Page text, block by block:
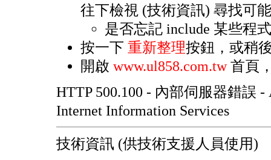
往下檢視 (技術資訊) 尋找可
是否忘記 include 某些程
按一下 重新整理按鈕，或稍
開啟 www.ul858.com.tw首頁
HTTP 500.100 - 內部伺服器錯誤 -
Internet Information Services
技術資訊 (供技術支援人員使用)